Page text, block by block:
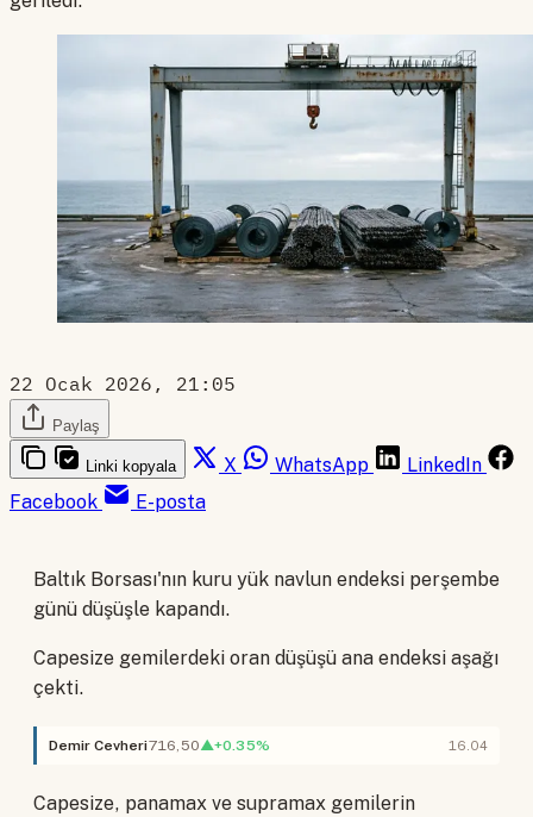
22 Ocak 2026, 21:05
Paylaş
Linki kopyala X WhatsApp
LinkedIn
Facebook
E-posta
Baltık Borsası'nın kuru yük navlun endeksi perşembe
günü düşüşle kapandı.
Capesize gemilerdeki oran düşüşü ana endeksi aşağı
çekti.
Demir Cevheri716,50▲+0.35% 16.04
Capesize, panamax ve supramax gemilerin